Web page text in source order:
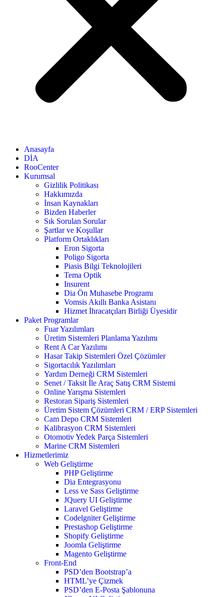
Anasayfa
DİA
RooCenter
Kurumsal
Gizlilik Politikası
Hakkımızda
İnsan Kaynakları
Bizden Haberler
Sık Sorulan Sorular
Şartlar ve Koşullar
Platform Ortaklıkları
Eron Sigorta
Poligo Sigorta
Piasis Bilgi Teknolojileri
Tema Optik
Insurent
Dia Ön Muhasebe Programı
Vomsis Akıllı Banka Asistanı
Hizmet İhracatçıları Birliği Üyesidir
Paket Programlar
Fuar Yazılımları
Üretim Sistemleri Planlama Yazılımı
Rent A Car Yazılımı
Hasar Takip Sistemleri Özel Çözümler
Sigortacılık Yazılımları
Yardım Derneği CRM Sistemleri
Senet / Taksit İle Araç Satış CRM Sistemi
Online Yarışma Sistemleri
Restoran Sipariş Sistemleri
Üretim Sistem Çözümleri CRM / ERP Sistemleri
Cam Depo CRM Sistemleri
Kalibrasyon CRM Sistemleri
Otomotiv Yedek Parça Sistemleri
Marine CRM Sistemleri
Hizmetlerimiz
Web Geliştirme
PHP Geliştirme
Dia Entegrasyonu
Less ve Sass Geliştirme
JQuery UI Geliştirme
Laravel Geliştirme
Codelgniter Geliştirme
Prestashop Geliştirme
Shopify Geliştirme
Joomla Geliştirme
Magento Geliştirme
Front-End
PSD’den Bootstrap’a
HTML’ye Çizmek
PSD’den E-Posta Şablonuna